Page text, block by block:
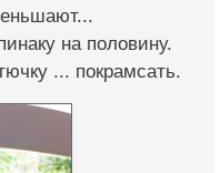
на половину.
... покрамсать.